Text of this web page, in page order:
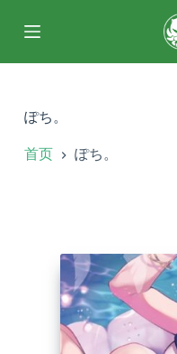
过
ぽち。
首页 ぽち。